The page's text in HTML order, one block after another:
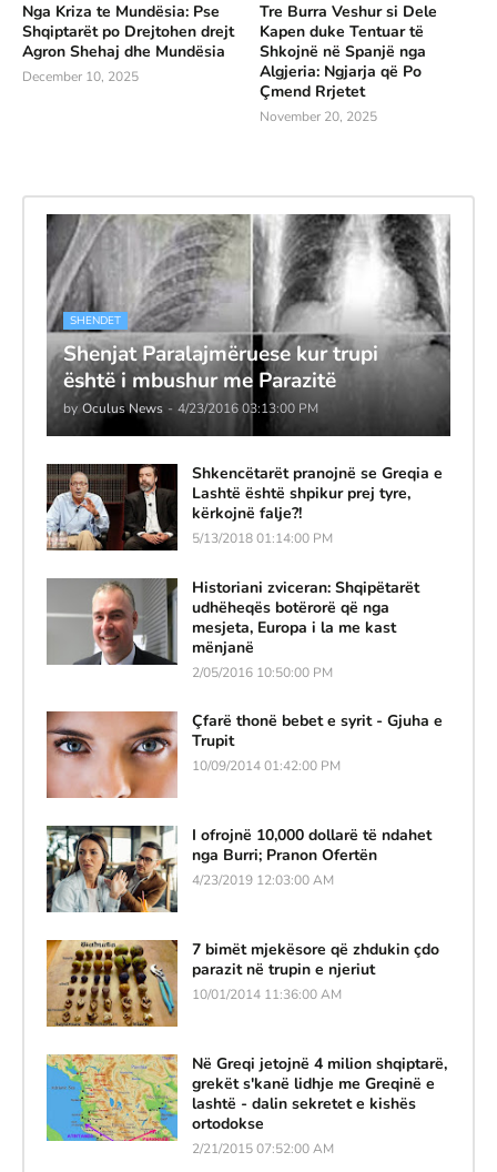
Nga Kriza te Mundësia: Pse
Shqiptarët po Drejtohen drejt
Agron Shehaj dhe Mundësia
December 10, 2025
Tre Burra Veshur si Dele
Kapen duke Tentuar të
Shkojnë në Spanjë nga
Algjeria: Ngjarja që Po
Çmend Rrjetet
November 20, 2025
SHENDET
Shenjat Paralajmëruese kur trupi
është i mbushur me Parazitë
by Oculus News - 4/23/2016 03:13:00 PM
Shkencëtarët pranojnë se Greqia e
Lashtë është shpikur prej tyre,
kërkojnë falje?!
5/13/2018 01:14:00 PM
Historiani zviceran: Shqipëtarët
udhëheqës botërorë që nga
mesjeta, Europa i la me kast
mënjanë
2/05/2016 10:50:00 PM
Çfarë thonë bebet e syrit - Gjuha e
Trupit
10/09/2014 01:42:00 PM
I ofrojnë 10,000 dollarë të ndahet
nga Burri; Pranon Ofertën
4/23/2019 12:03:00 AM
7 bimët mjekësore që zhdukin çdo
parazit në trupin e njeriut
10/01/2014 11:36:00 AM
Në Greqi jetojnë 4 milion shqiptarë,
grekët s'kanë lidhje me Greqinë e
lashtë - dalin sekretet e kishës
ortodokse
2/21/2015 07:52:00 AM